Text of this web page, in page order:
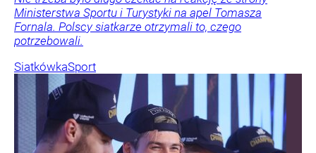
Ministerstwa Sportu i Turystyki na apel Tomasza
Fornala. Polscy siatkarze otrzymali to, czego
potrzebowali.
SiatkówkaSport